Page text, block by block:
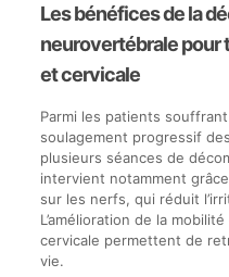
Les bénéfices de la
neurovertébrale pour
et cervicale
Parmi les patients
soulagement progressif
plusieurs séances de
intervient notamment
sur les nerfs, qui réduit
L’amélioration de la
cervicale permettent de
vie.